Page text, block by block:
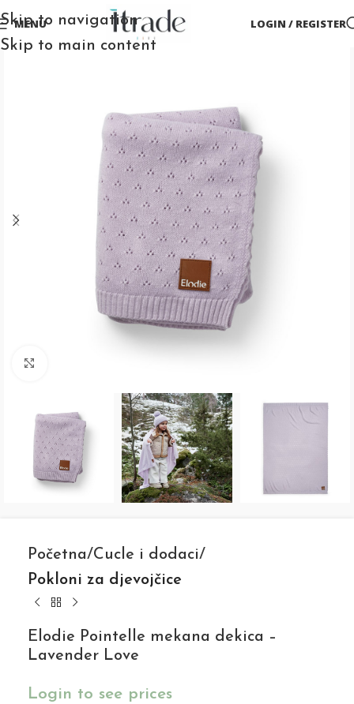
Skip to navigation
Skip to main content
MENU LOGIN / REGISTER
Početna Cucle i dodaci
Pokloni za djevojčice
Elodie Pointelle mekana dekica –
Lavender Love
Login to see prices